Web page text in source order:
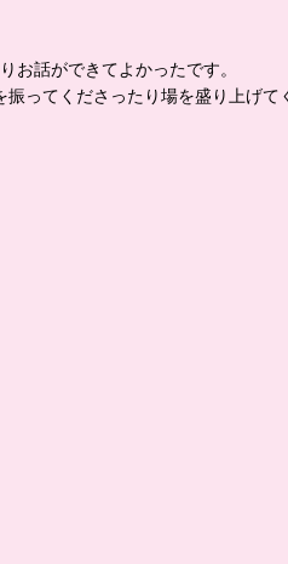
お話ができてよかったです。
ってくださったり場を盛り上げて